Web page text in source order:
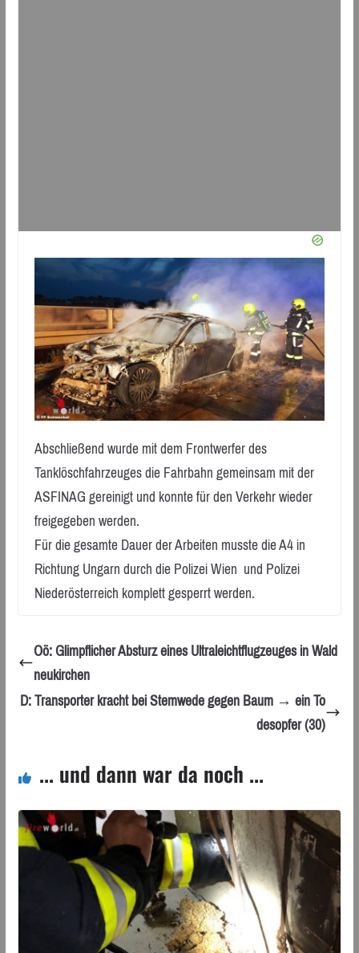
Abschließend wurde mit dem Frontwerfer des
Tanklöschfahrzeuges die Fahrbahn gemeinsam mit der
ASFINAG gereinigt und konnte für den Verkehr wieder
freigegeben werden.
Für die gesamte Dauer der Arbeiten musste die A4 in
Richtung Ungarn durch die Polizei Wien und Polizei
Niederösterreich komplett gesperrt werden.
Oö: Glimpflicher Absturz eines Ultraleichtflugzeuges in Wald
neukirchen
D: Transporter kracht bei Stemwede gegen Baum → ein To
desopfer (30)
... und dann war da noch ...